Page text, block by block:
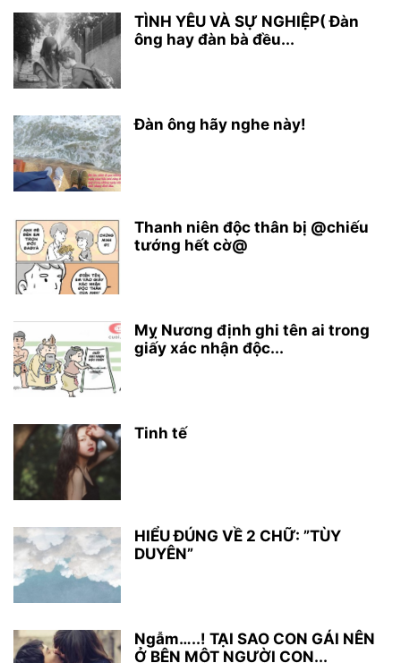
TÌNH YÊU VÀ SỰ NGHIỆP( Đàn
ông hay đàn bà đều...
Đàn ông hãy nghe này!
Thanh niên độc thân bị @chiếu
tướng hết cờ@
Mỵ Nương định ghi tên ai trong
giấy xác nhận độc...
Tinh tế
HIỂU ĐÚNG VỀ 2 CHỮ: ”TÙY
DUYÊN”
Ngẫm…..! TẠI SAO CON GÁI NÊN
Ở BÊN MỘT NGƯỜI CON...